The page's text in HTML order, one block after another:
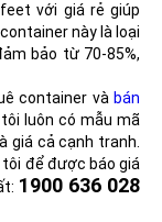
với giá rẻ giúp
này là loại
bảo từ 70-85%,
container và bán
luôn có mẫu mã
cả cạnh tranh.
tôi để được báo giá
1900 636 028